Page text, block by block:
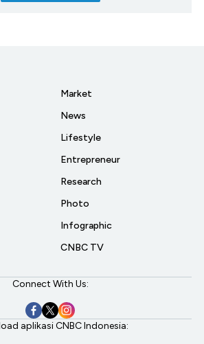
Market
News
Lifestyle
Entrepreneur
Research
Photo
Infographic
CNBC TV
Connect With Us:
aplikasi CNBC Indonesia: